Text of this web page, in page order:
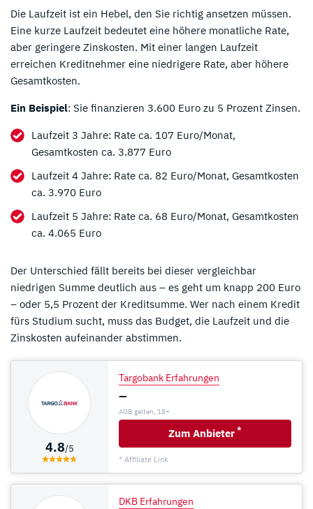
Die Laufzeit ist ein Hebel, den Sie richtig ansetzen müssen.
Eine kurze Laufzeit bedeutet eine höhere monatliche Rate,
aber geringere Zinskosten. Mit einer langen Laufzeit
erreichen Kreditnehmer eine niedrigere Rate, aber höhere
Gesamtkosten.
Ein Beispiel: Sie finanzieren 3.600 Euro zu 5 Prozent Zinsen.
Laufzeit 3 Jahre: Rate ca. 107 Euro/Monat,
Gesamtkosten ca. 3.877 Euro
Laufzeit 4 Jahre: Rate ca. 82 Euro/Monat, Gesamtkosten
ca. 3.970 Euro
Laufzeit 5 Jahre: Rate ca. 68 Euro/Monat, Gesamtkosten
ca. 4.065 Euro
Der Unterschied fällt bereits bei dieser vergleichbar
niedrigen Summe deutlich aus – es geht um knapp 200 Euro
– oder 5,5 Prozent der Kreditsumme. Wer nach einem Kredit
fürs Studium sucht, muss das Budget, die Laufzeit und die
Zinskosten aufeinander abstimmen.
4.8/5
Targobank Erfahrungen
–
AGB gelten, 18+
Zum Anbieter *
* Affiliate Link
DKB Erfahrungen